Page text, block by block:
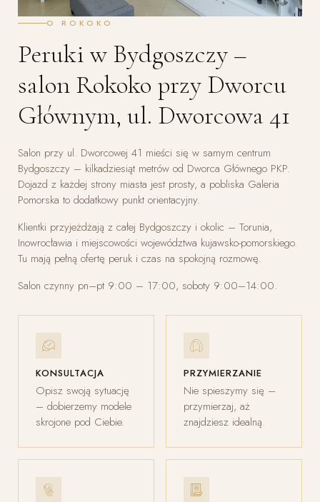
O ROKOKO
Peruki w Bydgoszczy –
salon Rokoko przy Dworcu
Głównym, ul. Dworcowa 41
Salon przy ul. Dworcowej 41 mieści się w samym centrum
Bydgoszczy – kilkadziesiąt metrów od Dworca Głównego PKP.
Dojazd z każdej strony miasta jest prosty, a pobliska Galeria
Pomorska to dodatkowy punkt orientacyjny.
Klientki przyjeżdżają z całej Bydgoszczy i okolic – Torunia,
Inowrocławia i miejscowości województwa kujawsko-pomorskiego.
Tu mają pełną ofertę peruk i czas na spokojną rozmowę.
Salon czynny pn–pt 9:00 – 17:00, soboty 9:00–14:00.
KONSULTACJA
Opisz swoją sytuację
– dobierzemy modele
skrojone pod Ciebie.
PRZYMIERZANIE
Nie spieszymy się –
przymierzaj, aż
znajdziesz idealną.